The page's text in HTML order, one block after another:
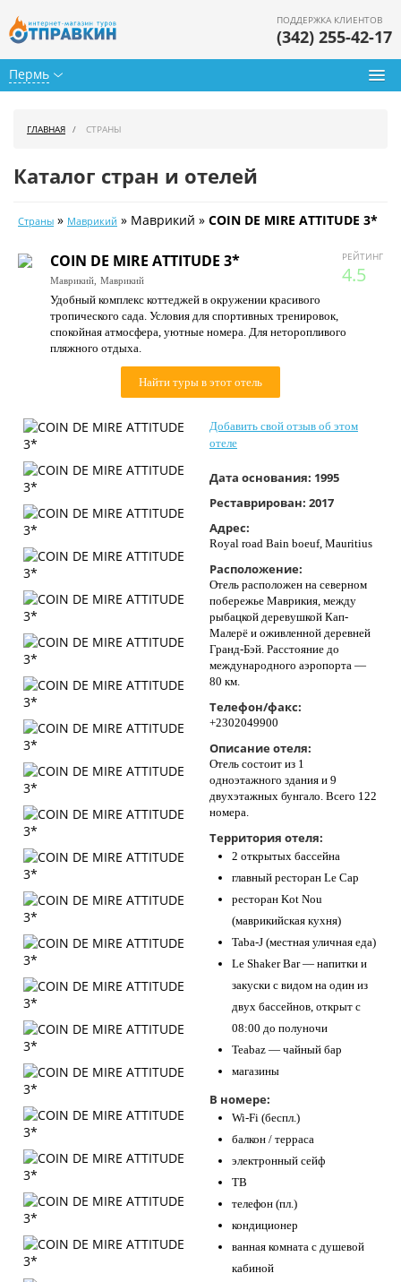
Пермь
ПОДДЕРЖКА КЛИЕНТОВ
(342) 255-42-17
Календарь туров
Цены дня
Страны
Как купить
Контакты
ГЛАВНАЯ СТРАНЫ
Каталог стран и отелей
Страны » Маврикий » Маврикий » COIN DE MIRE ATTITUDE 3*
РЕЙТИНГ
4.5
COIN DE MIRE ATTITUDE 3*
Маврикий, Маврикий
Удобный комплекс коттеджей в окружении красивого
тропического сада. Условия для спортивных тренировок,
спокойная атмосфера, уютные номера. Для неторопливого
пляжного отдыха.
Найти туры в этот отель
Добавить свой отзыв об этом
отеле
Дата основания: 1995
Реставрирован: 2017
Адрес:
Royal road Bain boeuf, Mauritius
Расположение:
Отель расположен на северном
побережье Маврикия, между
рыбацкой деревушкой Кап-
Малерё и оживленной деревней
Гранд-Бэй. Расстояние до
международного аэропорта —
80 км.
Телефон/факс:
+2302049900
Описание отеля:
Отель состоит из 1
одноэтажного здания и 9
двухэтажных бунгало. Всего 122
номера.
Территория отеля:
2 открытых бассейна
главный ресторан Le Cap
ресторан Kot Nou
(маврикийская кухня)
Taba-J (местная уличная еда)
Le Shaker Bar — напитки и
закуски с видом на один из
двух бассейнов, открыт с
08:00 до полуночи
Teabaz — чайный бар
магазины
В номере:
Wi-Fi (беспл.)
балкон / терраса
электронный сейф
ТВ
телефон (пл.)
кондиционер
ванная комната с душевой
кабиной